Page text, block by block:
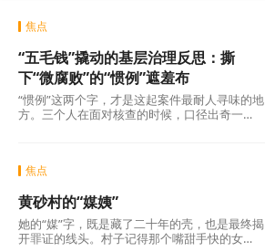
焦点
“五毛钱”撬动的基层治理反思：撕
下“微腐败”的“惯例”遮羞布
“惯例”这两个字，才是这起案件最耐人寻味的地
方。三个人在面对核查的时候，口径出奇一
议事程序、没有政策依据，仅凭几个人私下商
自欺欺人的“潜规则”。三人分工明确——每人负
责两根水管，各自收费、各自截留、余款入账
——分明是精心设计的利益勾兑，哪里有什
么“历来如此”的“惯例”?
焦点
黄砂村的“媒姨”
她的“媒”字，既是藏了二十年的壳，也是最终揭
开罪证的线头。村子记得那个嘴甜手快的女